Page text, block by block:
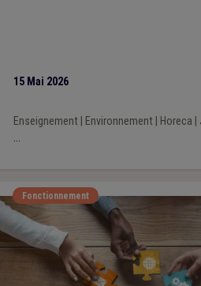
15 Mai 2026
Enseignement| Environnement| Horeca
...
Fonctionnement